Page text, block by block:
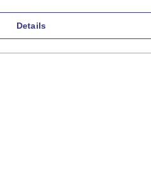
Details